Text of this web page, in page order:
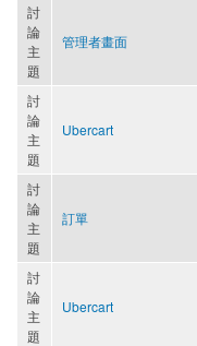
討
論
主
題
管理者畫面
討
論
主
題
Ubercart
討
論
主
題
訂單
討
論
主
題
Ubercart